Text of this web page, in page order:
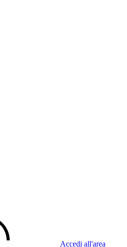
Accedi all'area